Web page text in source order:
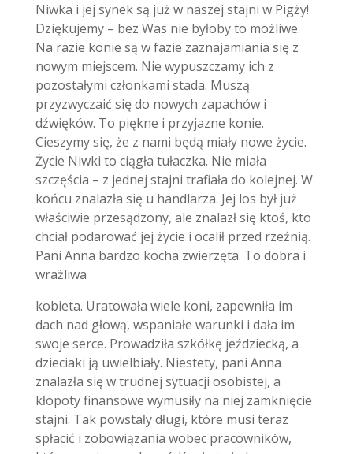
Niwka i jej synek są już w naszej stajni w Pigży!
Dziękujemy – bez Was nie byłoby to możliwe.
Na razie konie są w fazie zaznajamiania się z
nowym miejscem. Nie wypuszczamy ich z
pozostałymi członkami stada. Muszą
przyzwyczaić się do nowych zapachów i
dźwięków. To piękne i przyjazne konie.
Cieszymy się, że z nami będą miały nowe życie.
Życie Niwki to ciągła tułaczka. Nie miała
szczęścia – z jednej stajni trafiała do kolejnej. W
końcu znalazła się u handlarza. Jej los był już
właściwie przesądzony, ale znalazł się ktoś, kto
chciał podarować jej życie i ocalił przed rzeźnią.
Pani Anna bardzo kocha zwierzęta. To dobra i
wrażliwa
kobieta. Uratowała wiele koni, zapewniła im
dach nad głową, wspaniałe warunki i dała im
swoje serce. Prowadziła szkółkę jeździecką, a
dzieciaki ją uwielbiały. Niestety, pani Anna
znalazła się w trudnej sytuacji osobistej, a
kłopoty finansowe wymusiły na niej zamknięcie
stajni. Tak powstały długi, które musi teraz
spłacić i zobowiązania wobec pracowników,